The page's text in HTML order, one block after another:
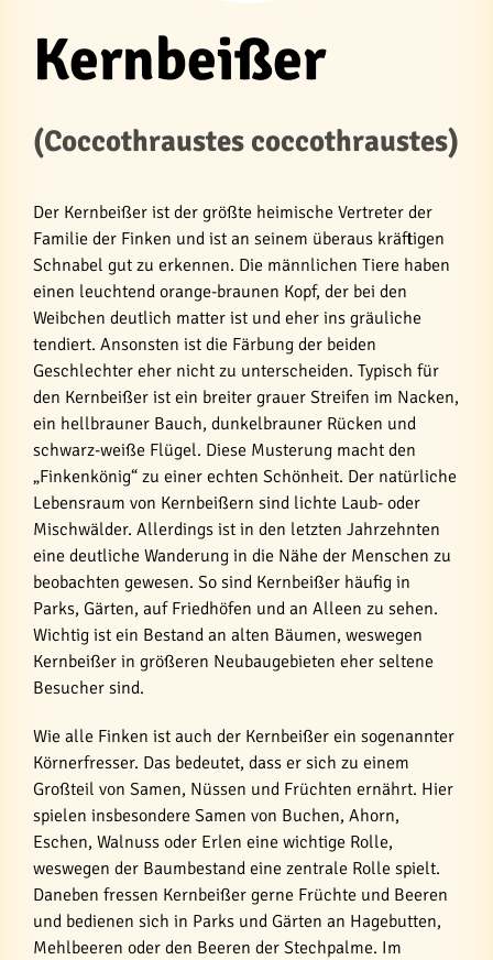
Kernbeißer
(Coccothraustes coccothraustes)
Der Kernbeißer ist der größte heimische Vertreter der
Familie der Finken und ist an seinem überaus kräftigen
Schnabel gut zu erkennen. Die männlichen Tiere haben
einen leuchtend orange-braunen Kopf, der bei den
Weibchen deutlich matter ist und eher ins gräuliche
tendiert. Ansonsten ist die Färbung der beiden
Geschlechter eher nicht zu unterscheiden. Typisch für
den Kernbeißer ist ein breiter grauer Streifen im Nacken,
ein hellbrauner Bauch, dunkelbrauner Rücken und
schwarz-weiße Flügel. Diese Musterung macht den
„Finkenkönig“ zu einer echten Schönheit. Der natürliche
Lebensraum von Kernbeißern sind lichte Laub- oder
Mischwälder. Allerdings ist in den letzten Jahrzehnten
eine deutliche Wanderung in die Nähe der Menschen zu
beobachten gewesen. So sind Kernbeißer häufig in
Parks, Gärten, auf Friedhöfen und an Alleen zu sehen.
Wichtig ist ein Bestand an alten Bäumen, weswegen
Kernbeißer in größeren Neubaugebieten eher seltene
Besucher sind.
Wie alle Finken ist auch der Kernbeißer ein sogenannter
Körnerfresser. Das bedeutet, dass er sich zu einem
Großteil von Samen, Nüssen und Früchten ernährt. Hier
spielen insbesondere Samen von Buchen, Ahorn,
Eschen, Walnuss oder Erlen eine wichtige Rolle,
weswegen der Baumbestand eine zentrale Rolle spielt.
Daneben fressen Kernbeißer gerne Früchte und Beeren
und bedienen sich in Parks und Gärten an Hagebutten,
Mehlbeeren oder den Beeren der Stechpalme. Im